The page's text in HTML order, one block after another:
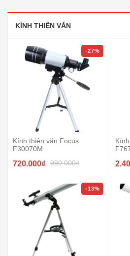
KÍNH THIÊN VĂN
-27%
Kính thiên văn Focus
F30070M
720.000₫ 990.000₫
-13%